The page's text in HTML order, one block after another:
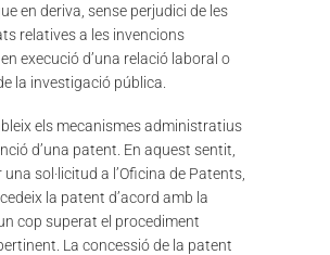
en deriva, sense perjudici de les
relatives a les invencions
execució d’una relació laboral o
la investigació pública.
els mecanismes administratius
d’una patent. En aquest sentit,
sol·licitud a l’Oficina de Patents,
la patent d’acord amb la
cop superat el procediment
La concessió de la patent